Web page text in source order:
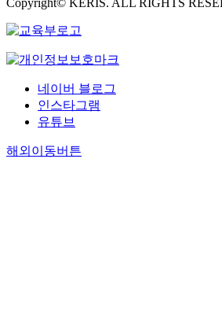
Copyright© KERIS. ALL RIGHTS
네이버 블로그
인스타그램
유튜브
해외이동버튼